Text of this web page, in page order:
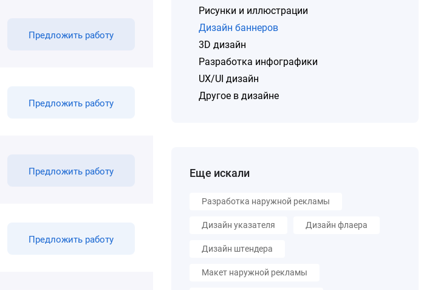
Предложить работу
Предложить работу
Предложить работу
Предложить работу
Рисунки и иллюстрации
Дизайн баннеров
3D дизайн
Разработка инфографики
UX/UI дизайн
Другое в дизайне
Еще искали
Разработка наружной рекламы
Дизайн указателя Дизайн флаера
Дизайн штендера
Макет наружной рекламы